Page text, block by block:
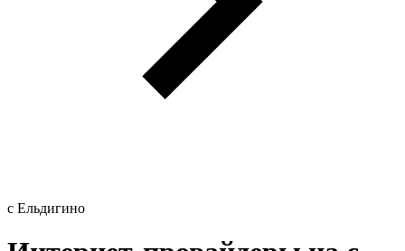
с Ельдигино